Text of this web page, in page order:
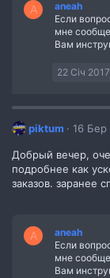
A
aneah
Если
мне
Вам
22 Січ 2017
piktum 16 Бер
Добрый вечер,
подробнее как
заказов. заранее
A
aneah
Если
мне
Вам